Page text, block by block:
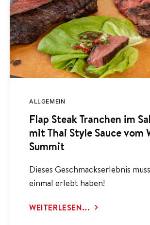
ALLGEMEIN
Flap Steak Tranchen im
mit Thai Style Sauce vom
Summit
Dieses Geschmackserlebnis
einmal erlebt haben!
WEITERLESEN...